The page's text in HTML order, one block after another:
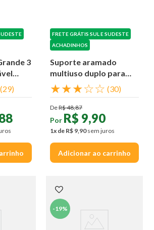
3
(29)
FRETE GRÁTIS SUL E SUDESTE
ACHADINHOS
Suporte aramado
multiuso duplo para
parede
★★★☆☆ (30)
DeR$48,87
Por R$ 9,90
1x de R$ 9,90sem juros
Adicionar ao carrinho
-19%